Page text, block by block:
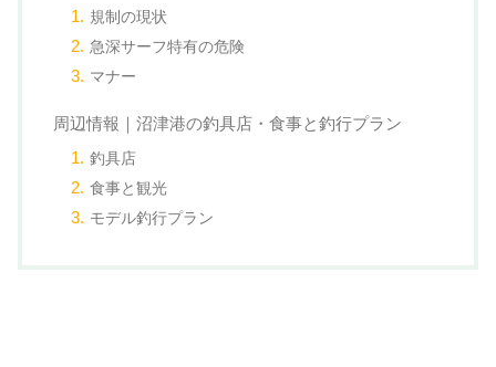
規制の現状
急深サーフ特有の危険
マナー
周辺情報｜沼津港の釣具店・食事と釣行プラン
釣具店
食事と観光
モデル釣行プラン